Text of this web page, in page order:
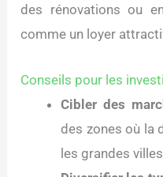
des rénovations ou
comme un loyer
Conseils pour les
Cibler des
des zones où la
les grandes